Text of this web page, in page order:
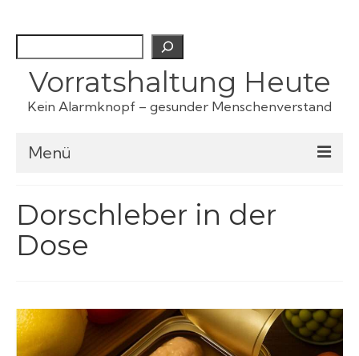
Vorratshaltung Heute
Kein Alarmknopf – gesunder Menschenverstand
Menü
Fertiggerichte
Kartoffeln
Dorschleber in der
Dose